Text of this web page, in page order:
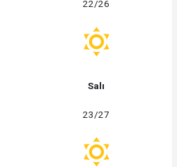
22/26
Salı
23/27